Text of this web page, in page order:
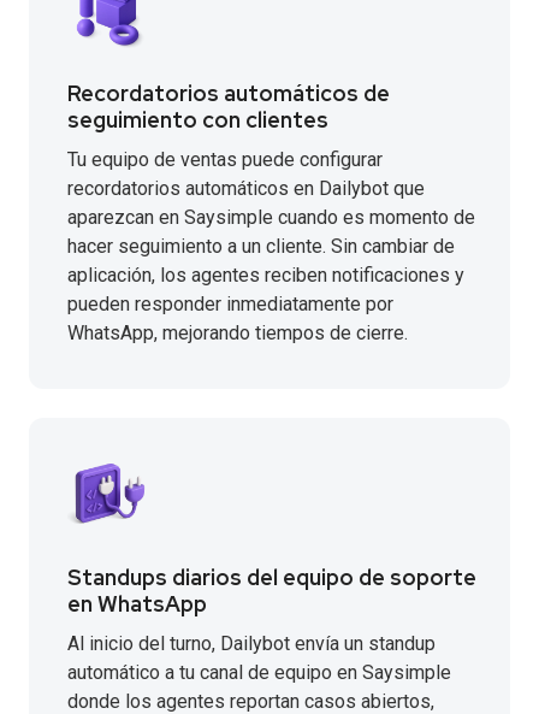
Recordatorios automáticos de
seguimiento con clientes
Tu equipo de ventas puede configurar
recordatorios automáticos en Dailybot que
aparezcan en Saysimple cuando es momento de
hacer seguimiento a un cliente. Sin cambiar de
aplicación, los agentes reciben notificaciones y
pueden responder inmediatamente por
WhatsApp, mejorando tiempos de cierre.
Standups diarios del equipo de soporte
en WhatsApp
Al inicio del turno, Dailybot envía un standup
automático a tu canal de equipo en Saysimple
donde los agentes reportan casos abiertos,